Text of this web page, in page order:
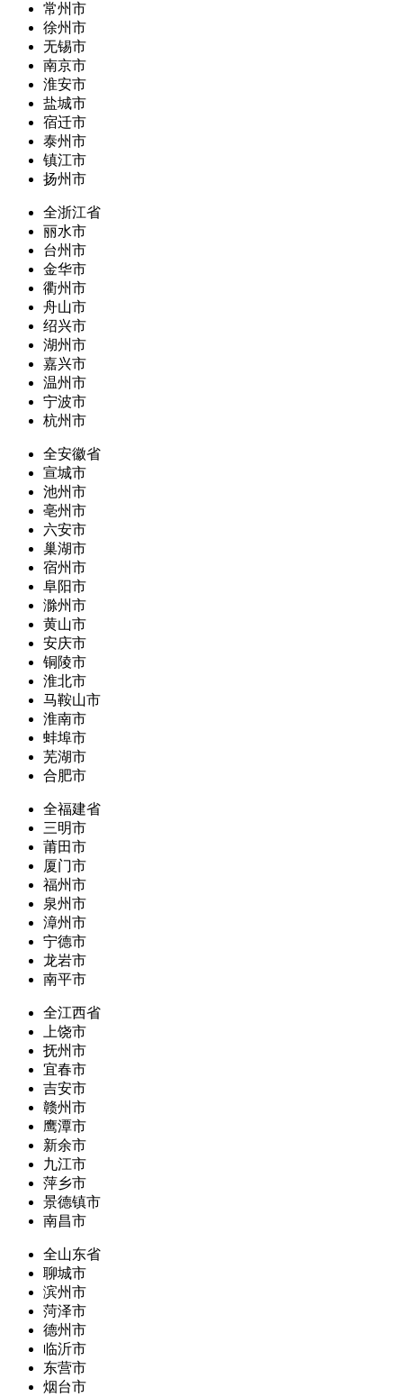
常州市
徐州市
无锡市
南京市
淮安市
盐城市
宿迁市
泰州市
镇江市
扬州市
全浙江省
丽水市
台州市
金华市
衢州市
舟山市
绍兴市
湖州市
嘉兴市
温州市
宁波市
杭州市
全安徽省
宣城市
池州市
亳州市
六安市
巢湖市
宿州市
阜阳市
滁州市
黄山市
安庆市
铜陵市
淮北市
马鞍山市
淮南市
蚌埠市
芜湖市
合肥市
全福建省
三明市
莆田市
厦门市
福州市
泉州市
漳州市
宁德市
龙岩市
南平市
全江西省
上饶市
抚州市
宜春市
吉安市
赣州市
鹰潭市
新余市
九江市
萍乡市
景德镇市
南昌市
全山东省
聊城市
滨州市
菏泽市
德州市
临沂市
东营市
烟台市